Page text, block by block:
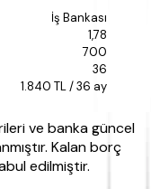
İş Bankası
1,78
700
36
1.840 TL / 36 ay
ve banka güncel
Kalan borç
edilmiştir.